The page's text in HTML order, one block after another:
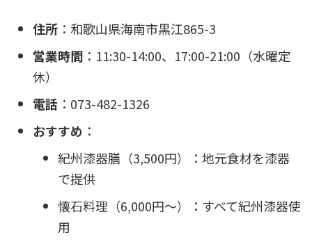
住所 ：和歌山県海南市黒江865-3
営業時間 ：11:30-14:00、17:00-21:00（水曜定
休）
電話 ：073-482-1326
おすすめ ：
紀州漆器膳（3,500円）：地元食材を漆器
で提供
懐石料理（6,000円〜）：すべて紀州漆器使
用